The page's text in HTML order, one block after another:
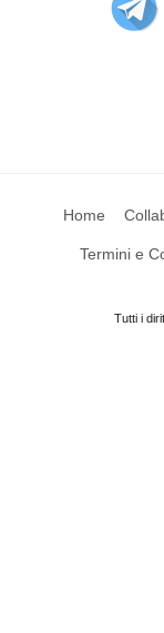
Home
Termini e
Tutti i